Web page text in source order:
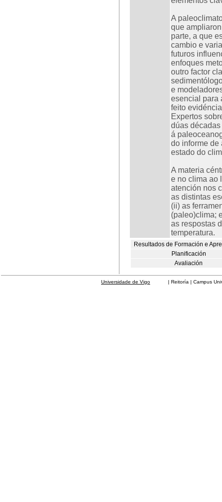
A
que
parte, a que
cambio e
futuros
enfoques
outro factor
e
esencial para
feito
Expertos
dúas
á
do informe de
estado do
A materia
e no clima ao
atención nos
as distintas
(ii) as
(paleo)clima;
as respostas
temperatura.
Resultados de Formación e
Planificación
Avaliación
Universidade de Vigo | Reitoría | Campus